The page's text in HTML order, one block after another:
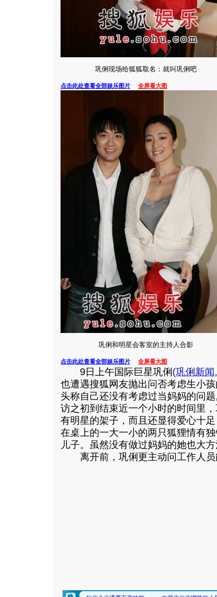
巩俐现场给狐狐取名：就叫巩俐吧
点击此处查看全部娱乐图片 全屏看大图
巩俐和明星会客室的主持人合影
点击此处查看全部娱乐图片 全屏看大图
9日上午国际巨星巩俐 (巩俐新闻,
也遭遇搜狐网友抛出问否考虑生小
头称自己还没有考虑过当妈妈的问
访之初到结束近一个小时的时间里
有明星的架子，而且还显得爱心十
在桌上的一大一小的两只狐狸情有
儿子。虽然没有做过妈妈的她也大
离开前，巩俐更主动问工作人员